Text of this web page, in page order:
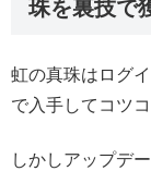
珠を裏技で
虹の真珠はログ
で入手してコツ
しかしアップデ